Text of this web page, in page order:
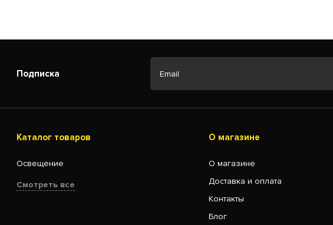
Подписка
Каталог товаров
Освещение
Смотреть все
О магазине
О магазине
Доставка и оплата
Контакты
Блог